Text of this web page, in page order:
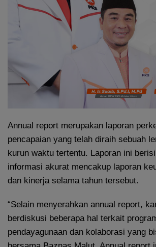
Annual report merupakan laporan
pencapaian yang telah diraih sebuah
kurun waktu tertentu. Laporan ini
informasi akurat mencakup laporan
dan kinerja selama tahun tersebut.
“Selain menyerahkan annual report,
berdiskusi beberapa hal terkait
pendayagunaan dan kolaborasi yang